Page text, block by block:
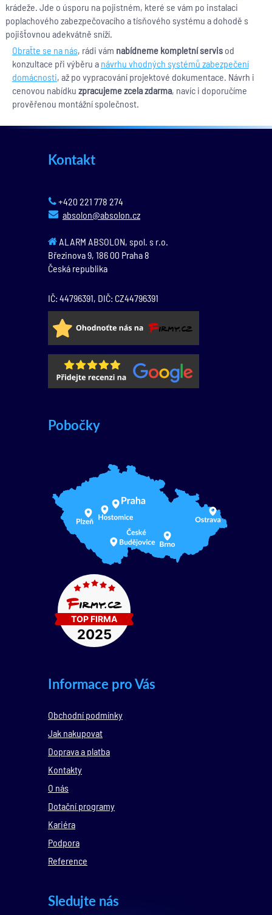
krádeže. Jde o úsporu na pojistném, které se vám po instalaci
poplachového zabezpečovacího a tísňového systému a dohodě s
pojišťovnou adekvátně sníží.
Obraťte se na nás, rádi vám nabídneme kompletní servisod
konzultace při výběru a návrhu vhodných systémů zabezpečení
domácnosti, až po vypracování projektové dokumentace. Návrh i
cenovou nabídku zpracujeme zcela zdarma, navíc i doporučíme
prověřenou montážní společnost.
Kontakt
+420 221 778 274
absolon@absolon.cz
ALARM ABSOLON, spol. s r.o.
Březinova 9, 186 00 Praha 8
Česká republika
IČ: 44796391, DIČ: CZ44796391
Pobočky
Informace pro Vás
Obchodní podmínky
Jak nakupovat
Doprava a platba
Kontakty
O nás
Dotační programy
Kariéra
Podpora
Reference
Sledujte nás